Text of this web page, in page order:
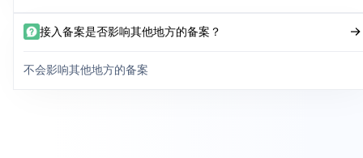
接入备案是否影响其他地方的备案？
不会影响其他地方的备案